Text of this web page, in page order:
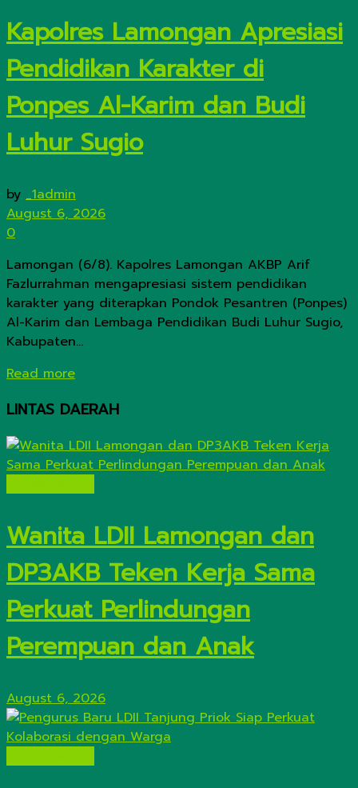
Kapolres Lamongan Apresiasi
Pendidikan Karakter di
Ponpes Al-Karim dan Budi
Luhur Sugio
by _1admin
August 6, 2026
0
Lamongan (6/8). Kapolres Lamongan AKBP Arif
Fazlurrahman mengapresiasi sistem pendidikan
karakter yang diterapkan Pondok Pesantren (Ponpes)
Al-Karim dan Lembaga Pendidikan Budi Luhur Sugio,
Kabupaten...
Read moreDetails
LINTAS DAERAH
Wanita LDII Lamongan dan
DP3AKB Teken Kerja Sama
Perkuat Perlindungan
Perempuan dan Anak
August 6, 2026